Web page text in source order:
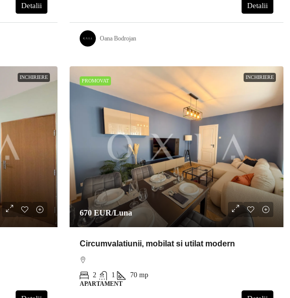
Detalii Detalii
Oana Bodrojan
INCHIRIERE
PROMOVAT
INCHIRIERE
670 EUR/Luna
Circumvalatiunii, mobilat si utilat modern
2 1 70 mp
APARTAMENT